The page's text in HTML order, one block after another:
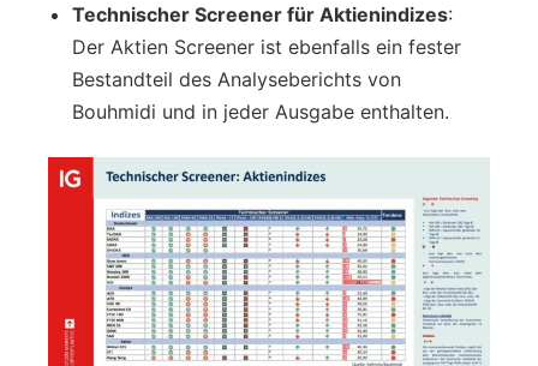
Technischer Screener für Aktienindizes:
Der Aktien Screener ist ebenfalls ein fester
Bestandteil des Analyseberichts von
Bouhmidi und in jeder Ausgabe enthalten.